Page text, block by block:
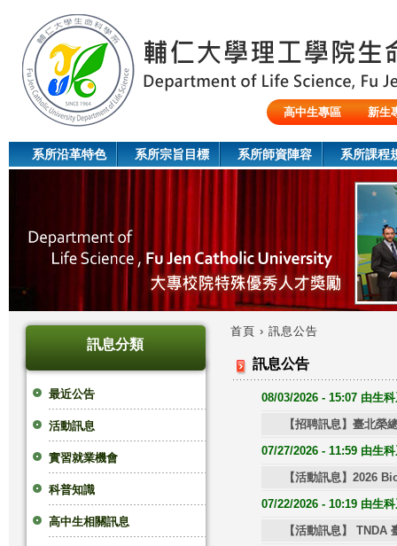
高中生專區
新生
系所沿革特色 系所宗旨目標 系所師資陣容 系所課程
訊息分類
最近公告
活動訊息
實習就業機會
科普知識
高中生相關訊息
您
首頁 › 訊息公告
訊息公告
08/03/2026 - 15:07 由生
【招聘訊息】臺北榮
07/27/2026 - 11:59 由生
【活動訊息】2026
07/22/2026 - 10:19 由生
【活動訊息】 TNDA